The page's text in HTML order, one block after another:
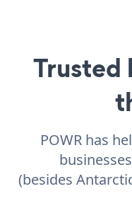
Trusted
POWR has
(besides